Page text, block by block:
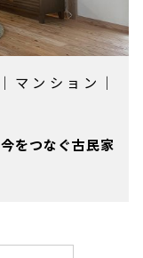
｜ マンション ｜
をつなぐ古民家